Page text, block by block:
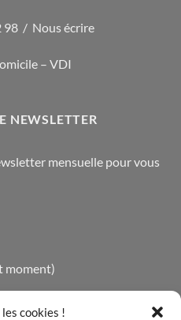
cookies !
98 / Nous écrire
– VDI
NEWSLETTER
mensuelle pour vous
moment)